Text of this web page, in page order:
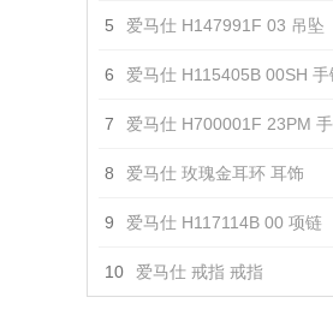
5 爱马仕 H147991F 03 吊坠
6 爱马仕 H115405B 00SH 手
7 爱马仕 H700001F 23PM
8 爱马仕 玫瑰金耳环 耳饰
9 爱马仕 H117114B 00 项链
10 爱马仕 戒指 戒指